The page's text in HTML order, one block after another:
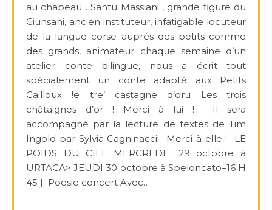
au chapeau . Santu Massiani , grande figure du
Giunsani, ancien instituteur, infatigable locuteur
de la langue corse auprès des petits comme
des grands, animateur chaque semaine d’un
atelier conte bilingue, nous a écrit tout
spécialement un conte adapté aux Petits
Cailloux !e tre’ castagne d’oru Les trois
châtaignes d’or ! Merci à lui ! Il sera
accompagné par la lecture de textes de Tim
Ingold par Sylvia Cagninacci. Merci à elle ! LE
POIDS DU CIEL MERCREDI 29 octobre à
URTACA> JEUDI 30 octobre à Speloncato–16 H
45 | Poesie concert Avec…